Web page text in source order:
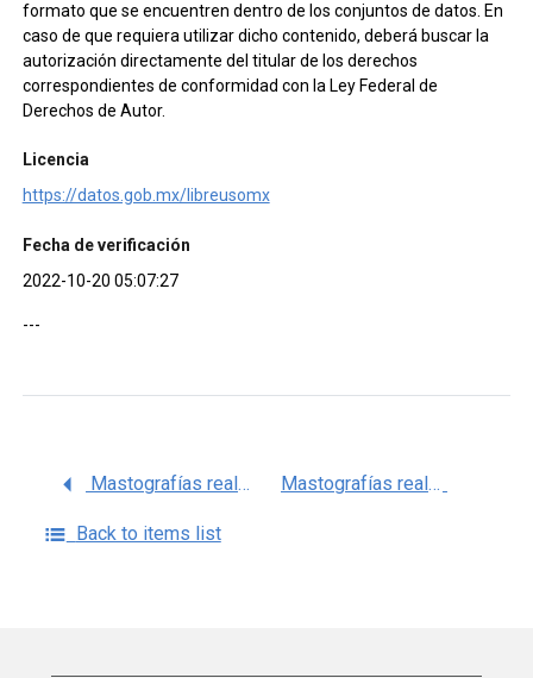
formato que se encuentren dentro de los conjuntos de datos. En
caso de que requiera utilizar dicho contenido, deberá buscar la
autorización directamente del titular de los derechos
correspondientes de conformidad con la Ley Federal de
Derechos de Autor.
Licencia
https://datos.gob.mx/libreusomx
Fecha de verificación
2022-10-20 05:07:27
---
Mastografías realizadas en 2020, en el estado de Tlaxcala, (CNEGSR) Mastografías realizadas en 2020, en el estado de Yucatán, (CNEGSR)
Back to items list